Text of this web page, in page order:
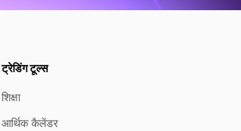
ट्रेडिंग टूल्स
शिक्षा
आर्थिक कैलेंडर